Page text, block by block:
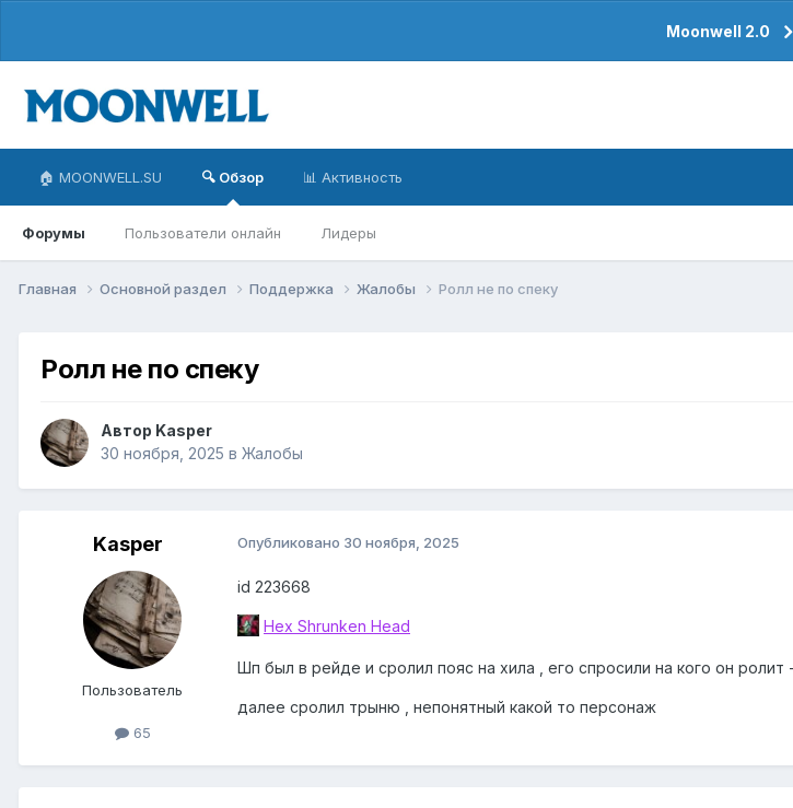
Moonwell 2.0
🏠 MOONWELL.SU 🔍 Обзор
Форумы Пользователи онлайн Лидеры
📊 Активность
Главная Основной раздел Поддержка Жалобы Ролл не по спеку
Ролл не по спеку
Автор Kasper
30 ноября, 2025 в Жалобы
Kasper
Пользователь
65
Опубликовано 30 ноября, 2025
id 223668
Hex Shrunken Head
Шп был в рейде и сролил пояс на хила , его спросили на кого он ролит
далее сролил трыню , непонятный какой то персонаж